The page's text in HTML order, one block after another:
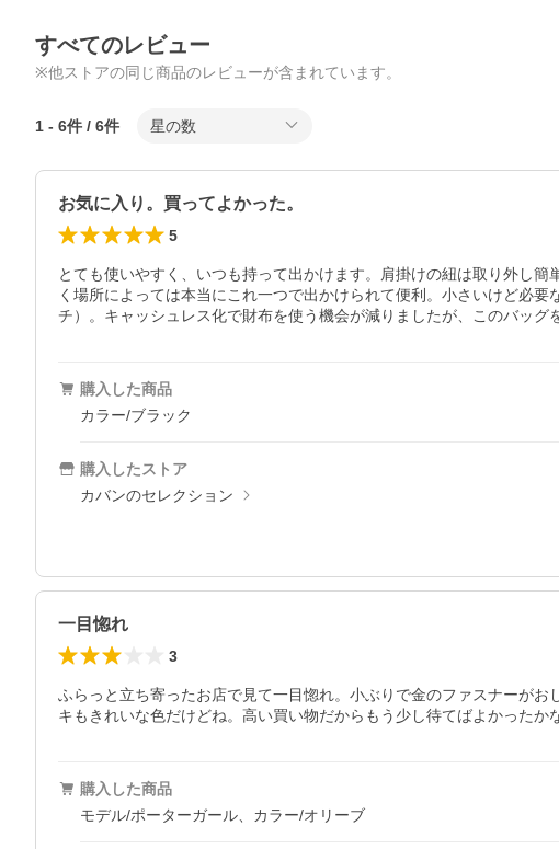
すべてのレビュー
※他ストアの同じ商品のレビューが含まれています。
1 - 6件 / 6件 星の数
お気に入り。買ってよかった。
5
とても使いやすく、いつも持って出かけます。肩掛けの紐は取り外し
く場所によっては本当にこれ一つで出かけられて便利。小さいけど必
チ）。キャッシュレス化で財布を使う機会が減りましたが、このバッグ
購入した商品
カラー/ブラック
購入したストア
カバンのセレクション
一目惚れ
3
ふらっと立ち寄ったお店で見て一目惚れ。小ぶりで金のファスナーが
キもきれいな色だけどね。高い買い物だからもう少し待てばよかったかな
購入した商品
モデル/ポーターガール、カラー/オリーブ